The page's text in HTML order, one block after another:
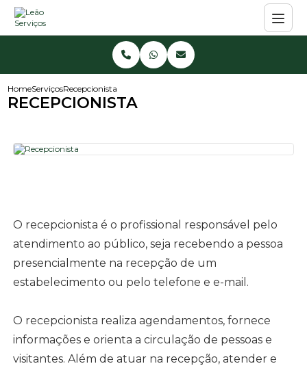
HomeServiçosRecepcionista
RECEPCIONISTA
O recepcionista é o profissional responsável pelo
atendimento ao público, seja recebendo a pessoa
presencialmente na recepção de um
estabelecimento ou pelo telefone e e-mail.
O recepcionista realiza agendamentos, fornece
informações e orienta a circulação de pessoas e
visitantes. Além de atuar na recepção, atender e